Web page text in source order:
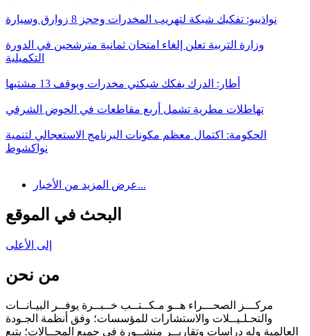
نواذيبو: تفكيك شبكة لتهريب المخدرات وحجز 8 زوارق وسيارة
وزارة التربية تعلن إلغاء امتحان ثمانية مترشحين في الدورة
التكميلية
أطار: الدرك يفكك شبكتي مخدرات ويوقف 13 مشتبها
تهاطلات مطرية تشمل أربع مقاطعات في الحوض الشرقي
الحكومة: اكتمال معظم مكونات البرنامج الاستعجالي لتنمية
نواكشوط
عرض المزيد من الأخبار...
البحث في الموقع
إلى الأعلى
من نحن
مركـــز الصحـــراء هــو مـكــتــب خــبــرة يوفــر البيـانــات
والتحـلـيــلات والاستشارات للمؤسسات؛ وفق أنظمة الجـودة
العالمية وله دراسات وتقاريــر منشــورة في جميع المجــالات؛ يتبع